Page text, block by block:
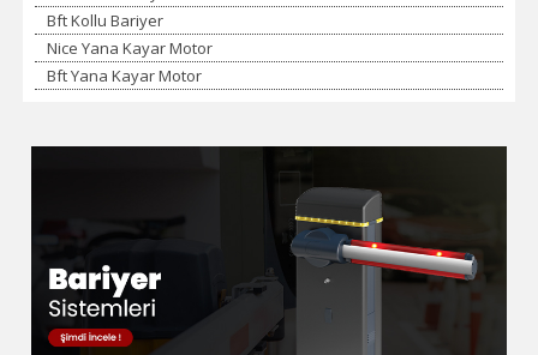
Bft Kollu Bariyer
Nice Yana Kayar Motor
Bft Yana Kayar Motor